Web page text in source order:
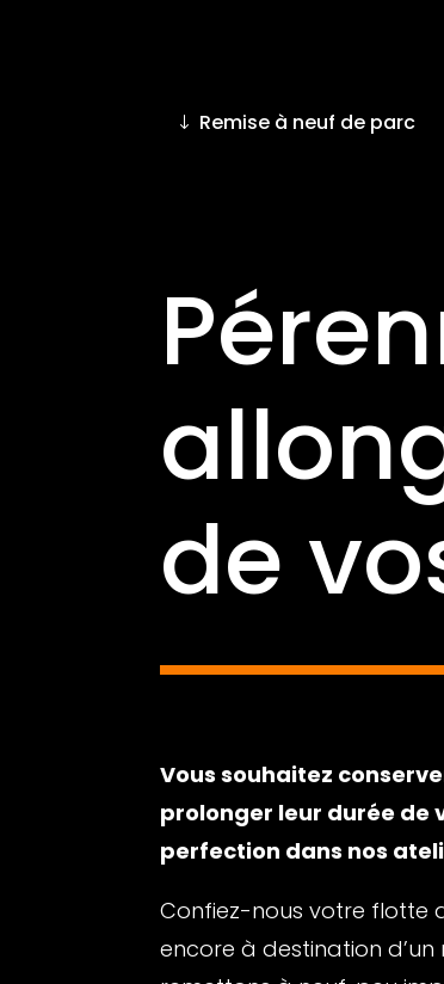
Remise à neuf de parc
de
Vous souhaitez
prolonger leur durée de
perfection dans nos
Confiez-nous votre flotte
encore à destination